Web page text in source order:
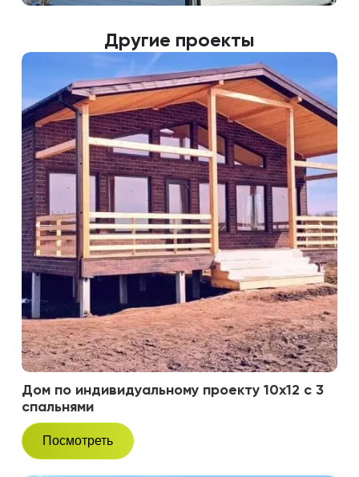
Другие проекты
Дом по индивидуальному проекту 10х12 с 3
спальнями
Посмотреть